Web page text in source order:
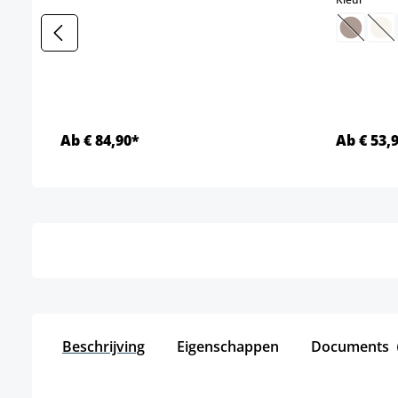
Ab € 84,90*
(Deze
Ab €
Beschrijving Eigenschappen Documents